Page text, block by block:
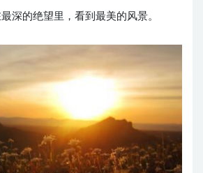
的绝望里，看到最美的风景。